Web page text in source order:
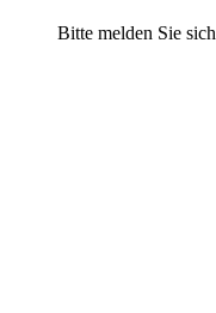
Bitte melden Sie